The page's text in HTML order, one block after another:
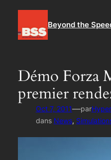
contenu
Beyond the
Démo Forza
premier
Oct 7, 2011—par
dans News,